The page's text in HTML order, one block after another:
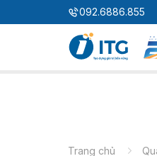
092.6886.855
Giải pháp quản
Trang chủ